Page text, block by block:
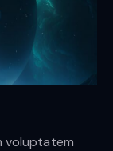
voluptatem